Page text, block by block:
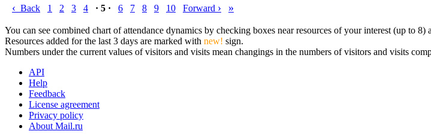
‹ Back 1 2 3 4 · 5 · 6 7 8 9 10 Forward › »
You can see combined chart of attendance dynamics by checking boxes near resources of your interest (up to 8)
Resources added for the last 3 days are marked with new! sign.
Numbers under the current values of visitors and visits mean changings in the numbers of visitors and visits
API
Help
Feedback
License agreement
Privacy policy
About Mail.ru